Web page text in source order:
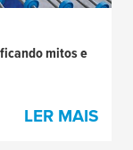
mitos e
LER MAIS